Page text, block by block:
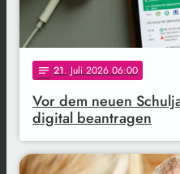
notes 21. Juli 2026 06:00
Vor dem neuen
digital beantragen